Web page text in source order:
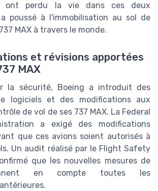
ont perdu la vie dans ces deux
poussé à l'immobilisation au sol de
MAX à travers le monde.
et révisions apportées
MAX
la sécurité, Boeing a introduit des
logiciels et des modifications aux
de vol de ses 737 MAX. La Federal
a exigé des modifications
que ces avions soient autorisés à
Un audit réalisé par le Flight Safety
que les nouvelles mesures de
en compte toutes les